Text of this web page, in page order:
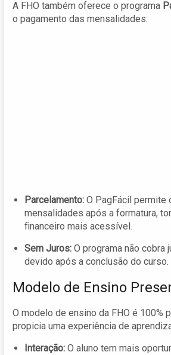
A FHO também oferece o programa
o pagamento das mensalidades:
Parcelamento: O PagFácil permite
mensalidades após a formatura,
financeiro mais acessível.
Sem Juros: O programa não cobra
devido após a conclusão do curso.
Modelo de Ensino
O modelo de ensino da FHO é 100%
propicia uma experiência de
Interação: O aluno tem mais